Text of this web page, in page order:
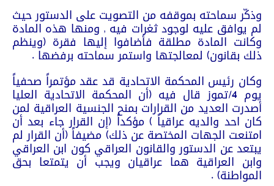
وذكّر سماحته بموقفه من التصويت على الدستور حيث
لم يوافق عليه لوجود ثغرات فيه , ومنها هذه المادة
وكانت المادة مطلقة فأضافوا إليها فقرة (وينظم
ذلك بقانون) لمعالجتها واستمر سماحته برفضها .
وكان رئيس المحكمة الاتحادية قد عقد مؤتمراً صحفياً
يوم 4/تموز قال فيه (أن المحكمة الاتحادية العليا
أصدرت العديد من القرارات بمنح الجنسية العراقية لمن
كان احد والديه عراقياً ) مؤكداً (إن القرار جاء بعد أن
امتنعت الجهات المختصة عن ذلك) مضيفاً (أن القرار لم
يبتعد عن الدستور والقانون العراقي كون ابن العراقي
وابن العراقية هما عراقيان ويجب أن يتمتعا بحق
المواطنة) .